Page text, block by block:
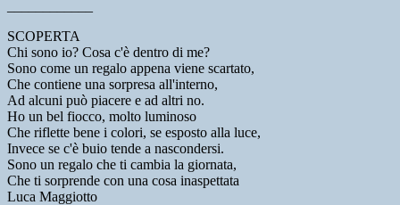
SCOPERTA
Chi sono io? Cosa c'è dentro di me?
Sono come un regalo appena viene scartato,
Che contiene una sorpresa all'interno,
Ad alcuni può piacere e ad altri no.
Ho un bel fiocco, molto luminoso
Che riflette bene i colori, se esposto alla luce,
Invece se c'è buio tende a nascondersi.
Sono un regalo che ti cambia la giornata,
Che ti sorprende con una cosa inaspettata
Luca Maggiotto